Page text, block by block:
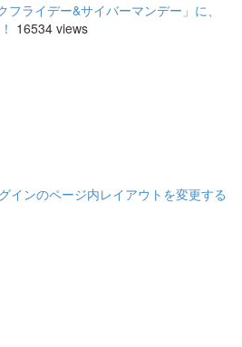
ライデー&サイバーマンデー」に、
16534 views
インのページ内レイアウトを変更する